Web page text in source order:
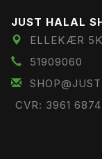
JUST HALAL
ELLEKÆR
51909060
CVR: 3961 6874